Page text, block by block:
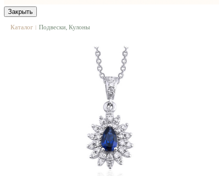
Закрыть
Каталог | Подвески, Кулоны